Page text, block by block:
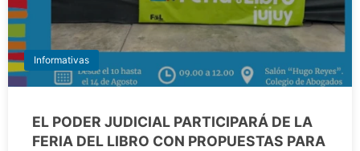
Informativas
EL PODER JUDICIAL PARTICIPARÁ DE LA
FERIA DEL LIBRO CON PROPUESTAS PARA